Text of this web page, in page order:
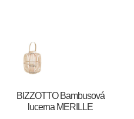
BIZZOTTO Bambusová
lucerna MERILLE